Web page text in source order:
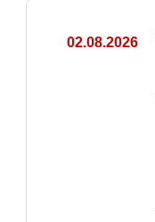
02.08.2026